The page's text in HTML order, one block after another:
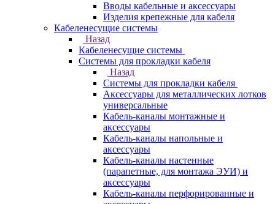
Вводы кабельные и аксессуары
Изделия крепежные для кабеля
Кабеленесущие системы
Назад
Кабеленесущие системы
Системы для прокладки кабеля
Назад
Системы для прокладки кабеля
Аксессуары для металлических лотков
универсальные
Кабель-каналы монтажные и
аксессуары
Кабель-каналы напольные и
аксессуары
Кабель-каналы настенные
(парапетные, для монтажа ЭУИ) и
аксессуары
Кабель-каналы перфорированные и